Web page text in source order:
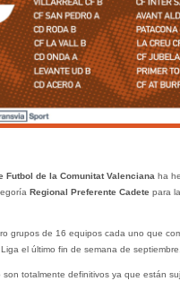
Futbol de la Comunitat Valenciana ha
Regional Preferente Cadetepara
grupos de 16 equipos cada uno que
el último fin de semana de septiembre.
son totalmente definitivos ya que están